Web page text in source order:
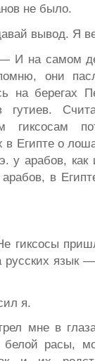
не было.
вывод. Я
И на самом
они
на берегах
гиксосам
Египте о
у арабов, как
в
гиксосы
русских язык
я.
мне в
расы,